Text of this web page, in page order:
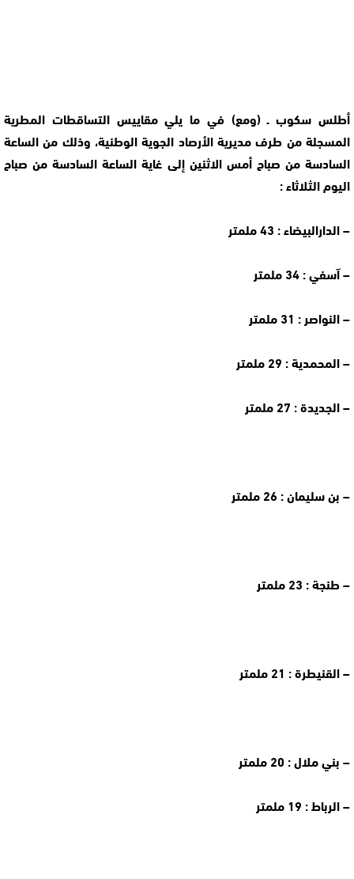
أطلس سكوب ـ (ومع) في ما يلي مقاييس التساقطات المطرية
المسجلة من طرف مديرية الأرصاد الجوية الوطنية، وذلك من الساعة
السادسة من صباح أمس الاثنين إلى غاية الساعة السادسة من صباح
اليوم الثلاثاء :
– الدارالبيضاء : 43 ملمتر
– آسفي : 34 ملمتر
– النواصر : 31 ملمتر
– المحمدية : 29 ملمتر
– الجديدة : 27 ملمتر
– بن سليمان : 26 ملمتر
– طنجة : 23 ملمتر
– القنيطرة : 21 ملمتر
– بني ملال : 20 ملمتر
– الرباط : 19 ملمتر